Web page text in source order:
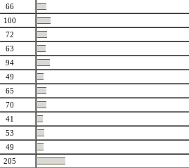
66
100
72
63
94
49
65
70
41
53
49
205